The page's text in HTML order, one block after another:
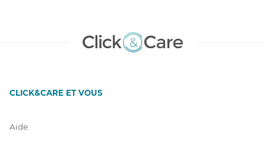
CLICK&CARE ET VOUS
Aide